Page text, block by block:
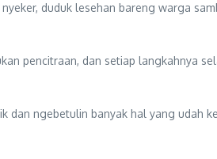
duduk lesehan bareng warga
pencitraan, dan setiap langkahnya
dan ngebetulin banyak hal yang udah